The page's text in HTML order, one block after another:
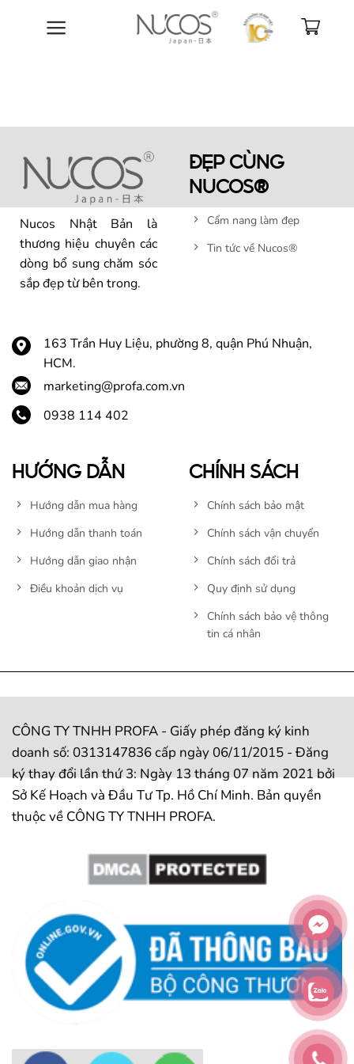
Nucos Nhật Bản là
thương hiệu chuyên các
dòng bổ sung chăm sóc
sắp đẹp từ bên trong.
ĐẸP CÙNG
NUCOS®
Cẩm nang làm đẹp
Tin tức về Nucos®
163 Trần Huy Liệu, phường 8, quận Phú Nhuận,
HCM.
marketing@profa.com.vn
0938 114 402
HƯỚNG DẪN
Hướng dẫn mua hàng
Hướng dẫn thanh toán
Hướng dẫn giao nhận
Điều khoản dịch vụ
CHÍNH SÁCH
Chính sách bảo mật
Chính sách vận chuyển
Chính sách đổi trả
Quy định sử dụng
Chính sách bảo vệ thông
tin cá nhân
CÔNG TY TNHH PROFA - Giấy phép đăng ký kinh
doanh số: 0313147836 cấp ngày 06/11/2015 - Đăng
ký thay đổi lần thứ 3: Ngày 13 tháng 07 năm 2021 bởi
Sở Kế Hoạch và Đầu Tư Tp. Hồ Chí Minh. Bản quyền
thuộc về CÔNG TY TNHH PROFA.